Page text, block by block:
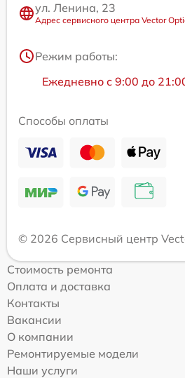
ул. Ленина, 23
Адрес сервисного центра Vector
Режим работы:
Ежедневно с 9:00 до
Способы оплаты
© 2026 Сервисный центр
Стоимость ремонта
Оплата и доставка
Контакты
Вакансии
О компании
Ремонтируемые модели
Наши услуги